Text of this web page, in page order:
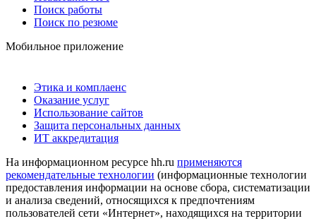
Поиск работы
Поиск по резюме
Мобильное приложение
Этика и комплаенс
Оказание услуг
Использование сайтов
Защита персональных данных
ИТ аккредитация
На информационном ресурсе hh.ru применяются
рекомендательные технологии (информационные технологии
предоставления информации на основе сбора, систематизации
и анализа сведений, относящихся к предпочтениям
пользователей сети «Интернет», находящихся на территории